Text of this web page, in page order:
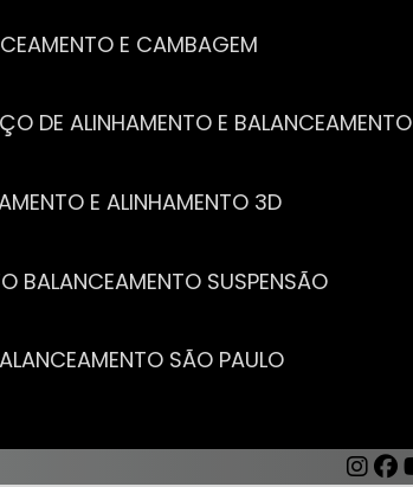
E CAMBAGEM
DE ALINHAMENTO E BALANCEAMENTO
E ALINHAMENTO 3D
BALANCEAMENTO SUSPENSÃO
SÃO PAULO